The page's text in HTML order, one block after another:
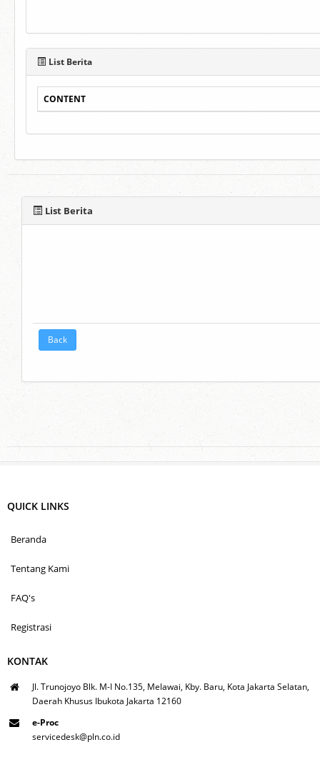
List Berita
CONTENT
List Berita
Back
QUICK LINKS
Beranda
Tentang Kami
FAQ's
Registrasi
KONTAK
Jl. Trunojoyo Blk. M-I No.135, Melawai, Kby. Baru, Kota Jakarta Selatan,
Daerah Khusus Ibukota Jakarta 12160
e-Proc
servicedesk@pln.co.id